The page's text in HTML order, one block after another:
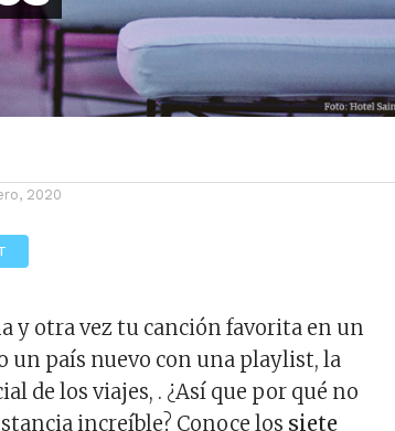
2020
y otra vez tu canción favorita en un
un país nuevo con una playlist, la
de los viajes, . ¿Así que por qué no
increíble? Conoce los siete